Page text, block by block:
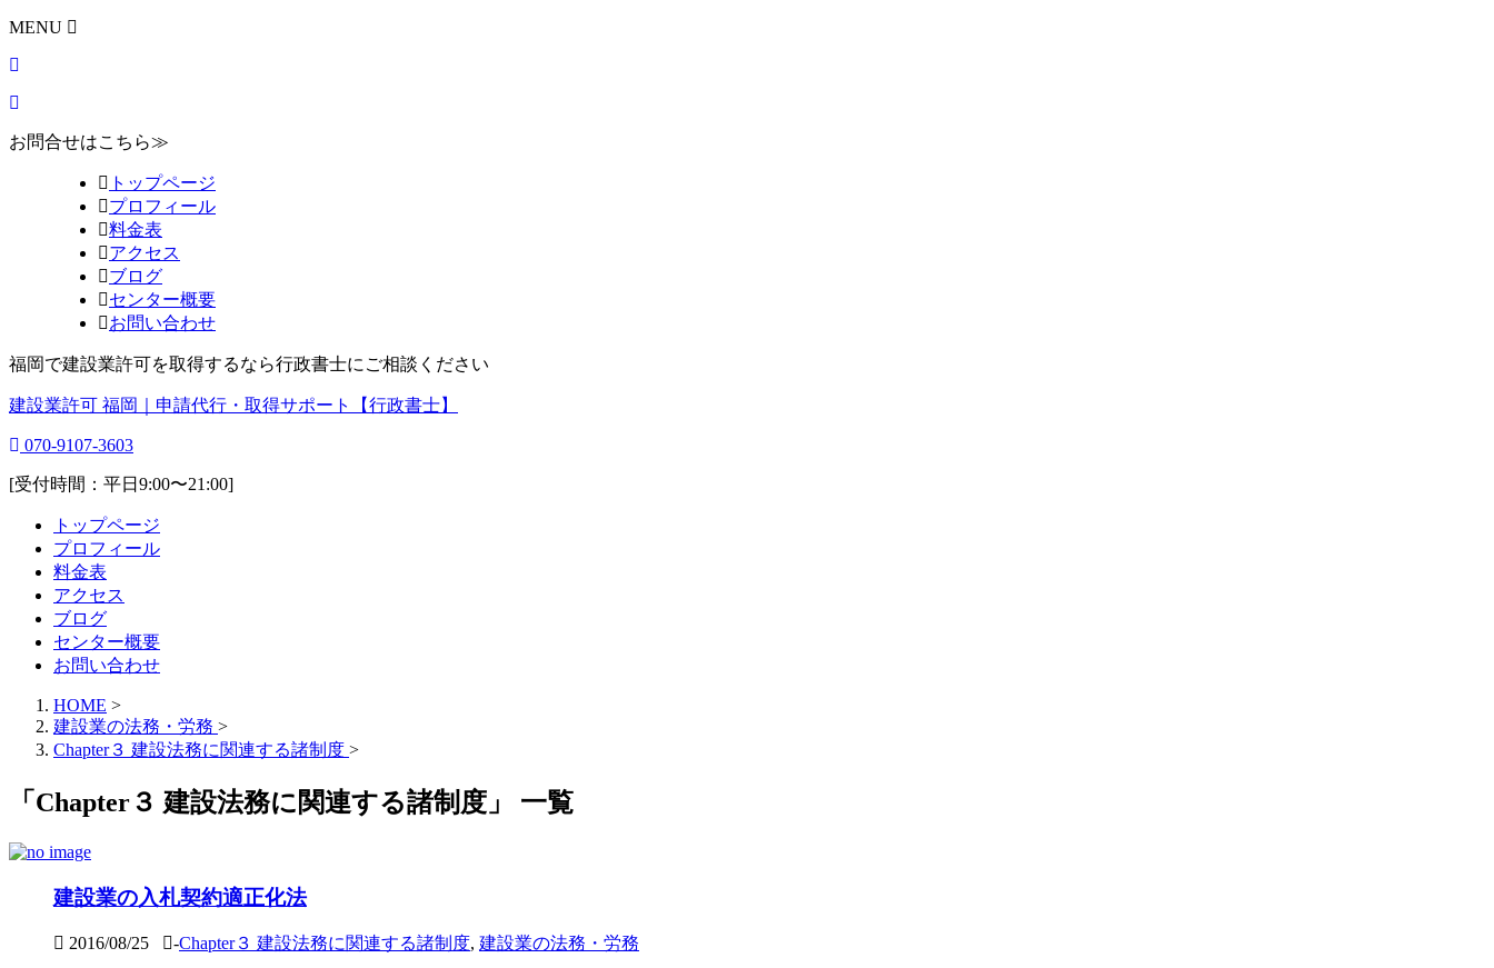
MENU
お問合せはこちら≫
トップページ
プロフィール
料金表
アクセス
ブログ
センター概要
お問い合わせ
福岡で建設業許可を取得するなら行政書士にご相談ください
建設業許可 福岡｜申請代行・取得サポート【行政書士】
070-9107-3603
[受付時間：平日9:00〜21:00]
トップページ
プロフィール
料金表
アクセス
ブログ
センター概要
お問い合わせ
HOME >
建設業の法務・労務 >
Chapter３ 建設法務に関連する諸制度 >
「Chapter３ 建設法務に関連する諸制度」 一覧
建設業の入札契約適正化法
2016/08/25 -Chapter３ 建設法務に関連する諸制度, 建設業の法務・労務